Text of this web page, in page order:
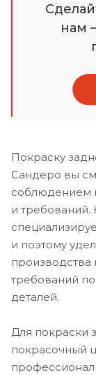
нам
Покраску
Сандеро вы
соблюдением
и требований.
и поэтому
требований
деталей.
Для покраски
покрасочный